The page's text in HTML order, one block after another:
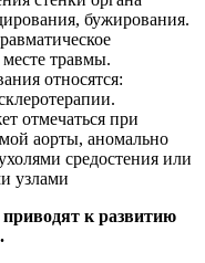
бужирования.
травмы.
относятся:
отмечаться при
аорты, аномально
средостения или
узлами
к развитию